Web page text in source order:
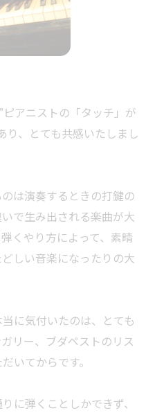
アニストの「タッチ」が
り、とても共感いたしまし
は演奏するときの打鍵の
で生み出される楽曲が大
くやり方によって、素晴
しい音楽になったりの大
に気付いたのは、とても
リー、ブダペストのリス
いてからです。
に弾くことしかできず、